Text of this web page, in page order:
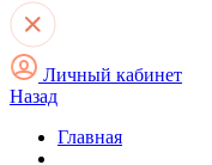
Личный кабинет
Назад
Главная